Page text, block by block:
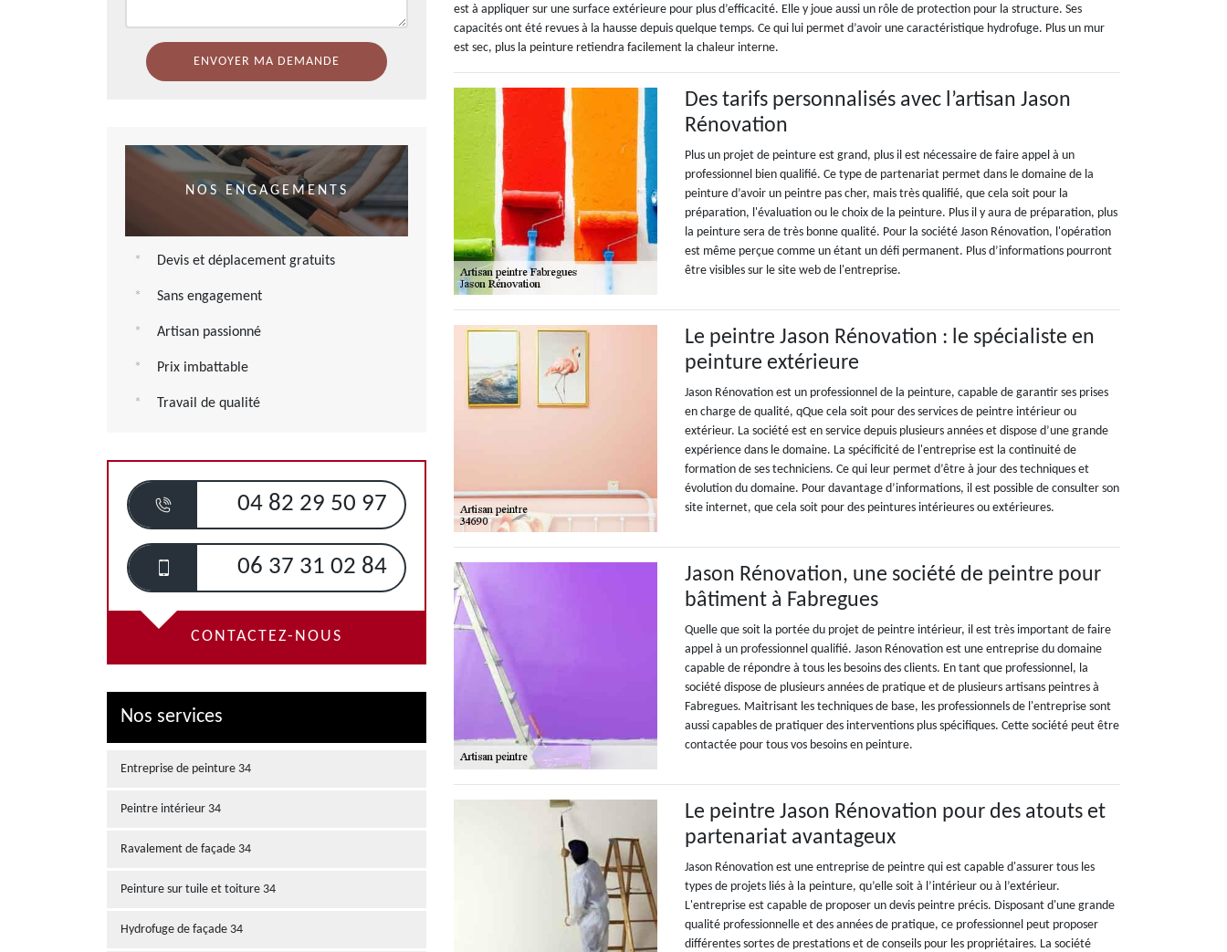
NOS ENGAGEMENTS
Devis et déplacement gratuits
Sans engagement
Artisan passionné
Prix imbattable
Travail de qualité
04 82 29 50 97
06 37 31 02 84
CONTACTEZ-NOUS
Nos services
Entreprise de peinture 34
Peintre intérieur 34
Ravalement de façade 34
Peinture sur tuile et toiture 34
Hydrofuge de façade 34
est à appliquer sur une surface extérieure pour plus d’efficacité. Elle y joue aussi un rôle de protection pour la structure. Ses
capacités ont été revues à la hausse depuis quelque temps. Ce qui lui permet d’avoir une caractéristique hydrofuge. Plus un mur
est sec, plus la peinture retiendra facilement la chaleur interne.
Des tarifs personnalisés avec l’artisan Jason
Rénovation
Plus un projet de peinture est grand, plus il est nécessaire de faire appel à un
professionnel bien qualifié. Ce type de partenariat permet dans le domaine de la
peinture d’avoir un peintre pas cher, mais très qualifié, que cela soit pour la
préparation, l'évaluation ou le choix de la peinture. Plus il y aura de préparation, plus
la peinture sera de très bonne qualité. Pour la société Jason Rénovation, l'opération
est même perçue comme un étant un défi permanent. Plus d’informations pourront
être visibles sur le site web de l'entreprise.
Le peintre Jason Rénovation : le spécialiste en
peinture extérieure
Jason Rénovation est un professionnel de la peinture, capable de garantir ses prises
en charge de qualité, qQue cela soit pour des services de peintre intérieur ou
extérieur. La société est en service depuis plusieurs années et dispose d’une grande
expérience dans le domaine. La spécificité de l'entreprise est la continuité de
formation de ses techniciens. Ce qui leur permet d’être à jour des techniques et
évolution du domaine. Pour davantage d’informations, il est possible de consulter son
site internet, que cela soit pour des peintures intérieures ou extérieures.
Jason Rénovation, une société de peintre pour
bâtiment à Fabregues
Quelle que soit la portée du projet de peintre intérieur, il est très important de faire
appel à un professionnel qualifié. Jason Rénovation est une entreprise du domaine
capable de répondre à tous les besoins des clients. En tant que professionnel, la
société dispose de plusieurs années de pratique et de plusieurs artisans peintres à
Fabregues. Maitrisant les techniques de base, les professionnels de l'entreprise sont
aussi capables de pratiquer des interventions plus spécifiques. Cette société peut être
contactée pour tous vos besoins en peinture.
Le peintre Jason Rénovation pour des atouts et
partenariat avantageux
Jason Rénovation est une entreprise de peintre qui est capable d'assurer tous les
types de projets liés à la peinture, qu’elle soit à l’intérieur ou à l’extérieur.
L'entreprise est capable de proposer un devis peintre précis. Disposant d'une grande
qualité professionnelle et des années de pratique, ce professionnel peut proposer
différentes sortes de prestations et de conseils pour les propriétaires. La société